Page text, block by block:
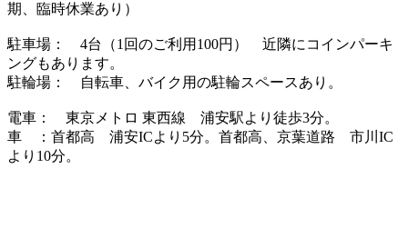
期、臨時休業あり）
駐車場： 4台（1回のご利用100円） 近隣にコインパーキ
ングもあります。
駐輪場： 自転車、バイク用の駐輪スペースあり。
電車： 東京メトロ 東西線 浦安駅より徒歩3分。
車 ：首都高 浦安ICより5分。首都高、京葉道路 市川IC
より10分。